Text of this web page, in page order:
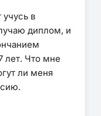
в
диплом, и
лет. Что мне
ли меня